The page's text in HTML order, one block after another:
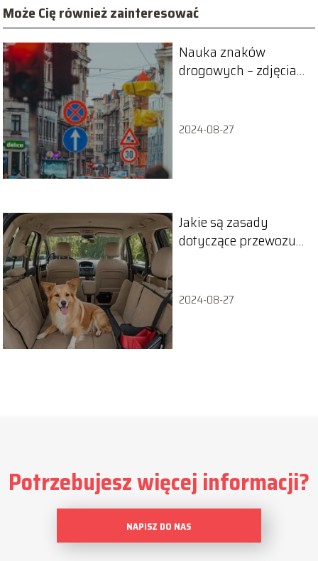
Może Cię również zainteresować
Nauka znaków
drogowych – zdjęcia
2024-08-27
Jakie są zasady
dotyczące przewozu
2024-08-27
Potrzebujesz więcej informacji?
NAPISZ DO NAS